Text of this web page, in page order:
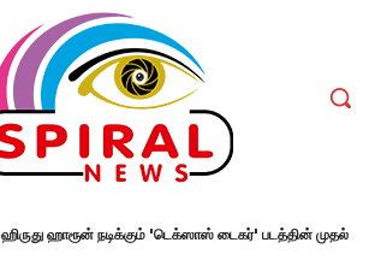
ஹிருது ஹாரூன் நடிக்கும் 'டெக்ஸாஸ் டைகர்' படத்தின் முதல்